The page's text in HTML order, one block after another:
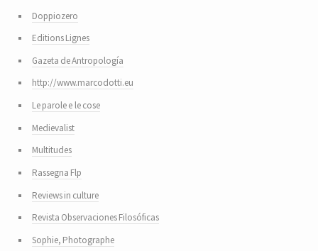
Doppiozero
Editions Lignes
Gazeta de Antropología
http://www.marcodotti.eu
Le parole e le cose
Medievalist
Multitudes
Rassegna Flp
Reviews in culture
Revista Observaciones Filosóficas
Sophie, Photographe